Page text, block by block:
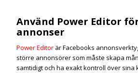
Använd Power Editor
annonser
Power Editorär Facebooks
större annonsörer som måste skapa
samtidigt och ha exakt kontroll över sina